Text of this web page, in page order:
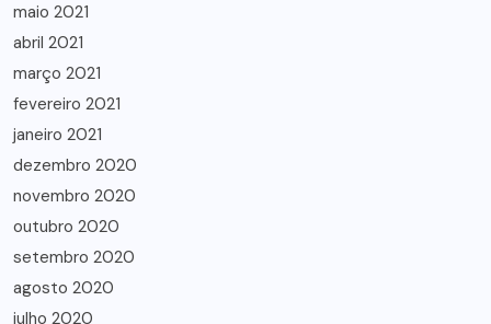
maio 2021
abril 2021
março 2021
fevereiro 2021
janeiro 2021
dezembro 2020
novembro 2020
outubro 2020
setembro 2020
agosto 2020
julho 2020